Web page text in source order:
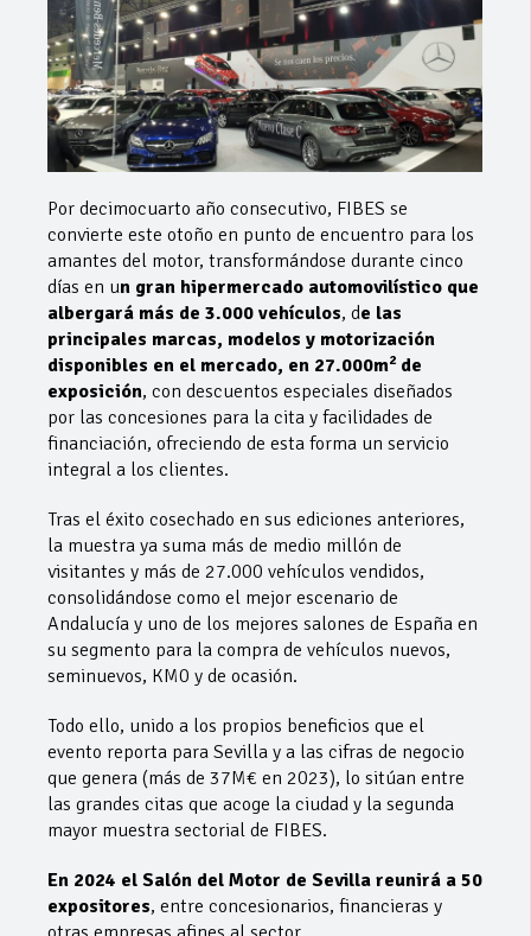
Por decimocuarto año consecutivo, FIBES se
convierte este otoño en punto de encuentro para los
amantes del motor, transformándose durante cinco
días en un gran hipermercado automovilístico que
albergará más de 3.000 vehículos, de las
principales marcas, modelos y motorización
disponibles en el mercado, en 27.000m2 de
exposición, con descuentos especiales diseñados
por las concesiones para la cita y facilidades de
financiación, ofreciendo de esta forma un servicio
integral a los clientes.
Tras el éxito cosechado en sus ediciones anteriores,
la muestra ya suma más de medio millón de
visitantes y más de 27.000 vehículos vendidos,
consolidándose como el mejor escenario de
Andalucía y uno de los mejores salones de España en
su segmento para la compra de vehículos nuevos,
seminuevos, KM0 y de ocasión.
Todo ello, unido a los propios beneficios que el
evento reporta para Sevilla y a las cifras de negocio
que genera (más de 37M€ en 2023), lo sitúan entre
las grandes citas que acoge la ciudad y la segunda
mayor muestra sectorial de FIBES.
En 2024 el Salón del Motor de Sevilla reunirá a 50
expositores, entre concesionarios, financieras y